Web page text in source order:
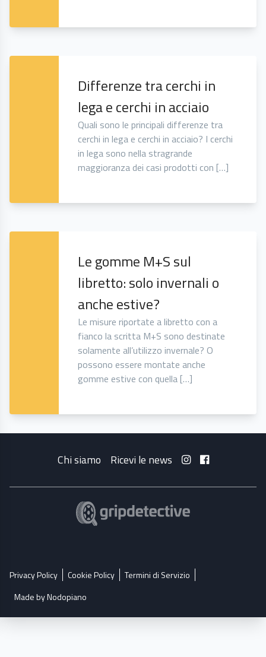
Differenze tra cerchi in
lega e cerchi in acciaio
Quali sono le principali differenze tra
cerchi in lega e cerchi in acciaio? I cerchi
in lega sono nella stragrande
maggioranza dei casi prodotti con […]
Le gomme M+S sul
libretto: solo invernali o
anche estive?
Le misure riportate a libretto con a
fianco la scritta M+S sono destinate
solamente all’utilizzo invernale? O
possono essere montate anche
gomme estive con quella […]
Chi siamo Ricevi le news
Privacy Policy Cookie Policy
Termini di Servizio
Made by Nodopiano